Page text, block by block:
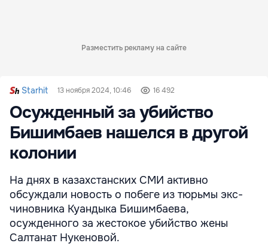
Разместить рекламу на сайте
Starhit 13 ноября 2024, 10:46 16 492
Осужденный за убийство
Бишимбаев нашелся в другой
колонии
На днях в казахстанских СМИ активно
обсуждали новость о побеге из тюрьмы экс-
чиновника Куандыка Бишимбаева,
осужденного за жестокое убийство жены
Салтанат Нукеновой.